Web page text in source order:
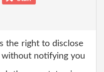
the right to disclose
notifying you